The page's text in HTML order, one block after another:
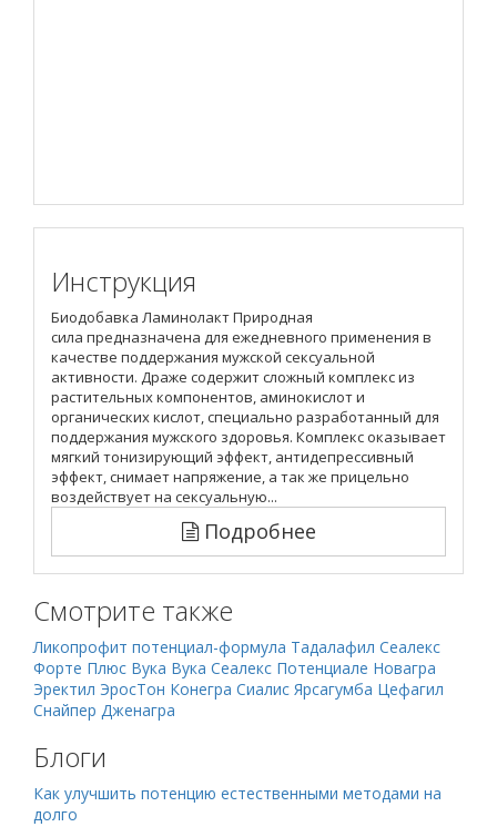
Инструкция
Биодобавка Ламинолакт Природная
сила предназначена для ежедневного применения в
качестве поддержания мужской сексуальной
активности. Драже содержит сложный комплекс из
растительных компонентов, аминокислот и
органических кислот, специально разработанный для
поддержания мужского здоровья. Комплекс оказывает
мягкий тонизирующий эффект, антидепрессивный
эффект, снимает напряжение, а так же прицельно
воздействует на сексуальную...
Подробнее
Смотрите также
Ликопрофит потенциал-формула Тадалафил Сеалекс
Форте Плюс Вука Вука Сеалекс Потенциале Новагра
Эректил ЭросТон Конегра Сиалис Ярсагумба Цефагил
Снайпер Дженагра
Блоги
Как улучшить потенцию естественными методами на
долго